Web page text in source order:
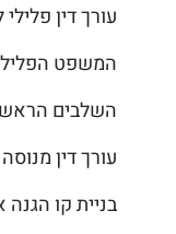
עורך דין
המשפט
השלבים
עורך דין
בניית קו